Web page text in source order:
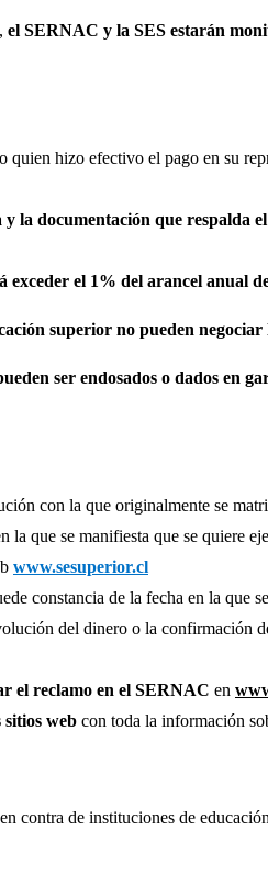
el SERNAC y la SES estarán
quien hizo efectivo el pago en su
la documentación que respalda
el 1% del arancel anual
superior no pueden
ser endosados o dados en
con la que originalmente se
que se manifiesta que se quiere
www.sesuperior.cl
constancia de la fecha en la que
del dinero o la confirmación
el reclamo en el SERNAC en
sitios web con toda la información
contra de instituciones de